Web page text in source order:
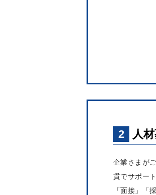
2 人
企業さまが
貫でサポー
「面接」「